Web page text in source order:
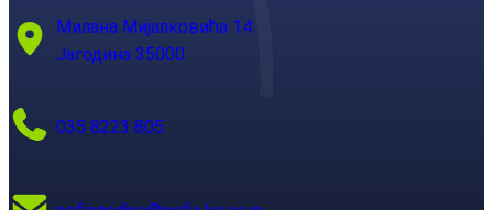
Милана Мијалковића 14
Јагодина 35000
035 8223 805